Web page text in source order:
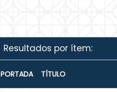
Resultados por ítem:
PORTADA TÍTULO